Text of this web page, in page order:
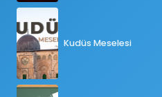
Kudüs Meselesi